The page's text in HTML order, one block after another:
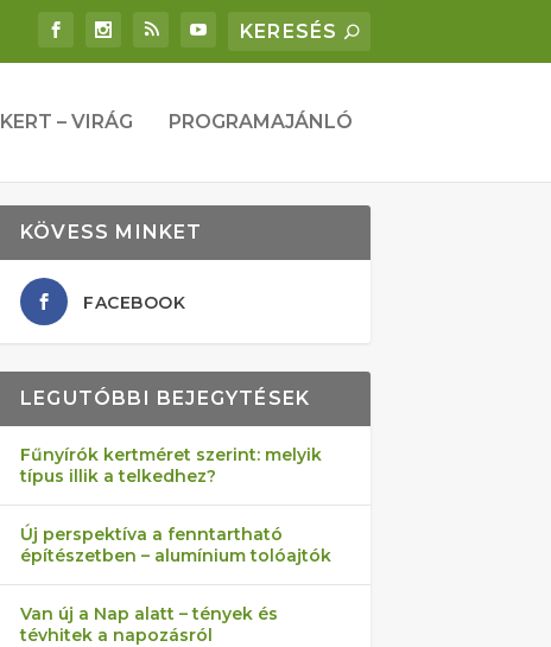
KERT – VIRÁG PROGRAMAJÁNLÓ
KÖVESS MINKET
FACEBOOK
LEGUTÓBBI BEJEGYTÉSEK
Fűnyírók kertméret szerint: melyik
típus illik a telkedhez?
Új perspektíva a fenntartható
építészetben – alumínium tolóajtók
Van új a Nap alatt – tények és
tévhitek a napozásról